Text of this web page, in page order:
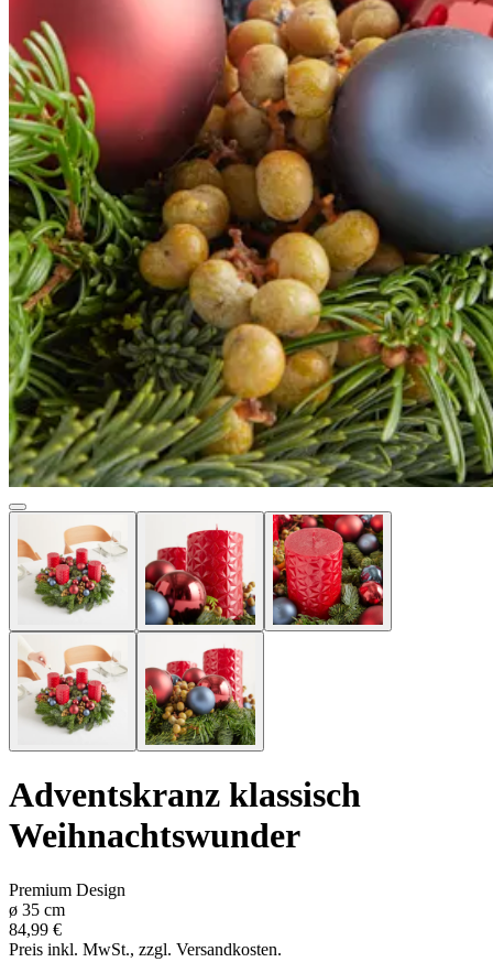
Adventskranz klassisch
Weihnachtswunder
Premium Design
ø 35 cm
84,99 €
Preis inkl. MwSt., zzgl. Versandkosten.